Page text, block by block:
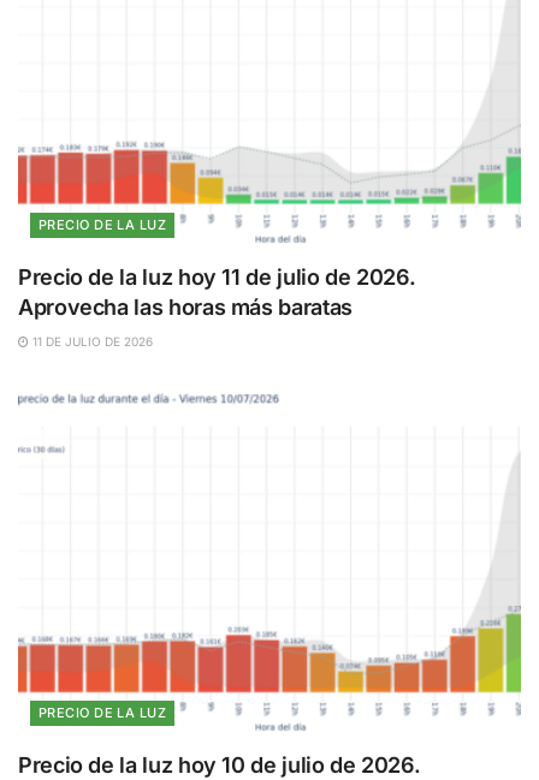
PRECIO DE LA LUZ
Precio de la luz hoy 11 de julio de 2026.
Aprovecha las horas más baratas
11 DE JULIO DE 2026
PRECIO DE LA LUZ
Precio de la luz hoy 10 de julio de 2026.